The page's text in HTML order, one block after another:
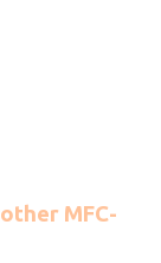
MFC-